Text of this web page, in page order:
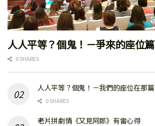
人人平等？個鬼！－爭來的座位篇
0 SHARES
人人平等？個鬼！－我們的座位在那篇
0 SHARES
老片拼劇情《又見阿郎》有雷心得